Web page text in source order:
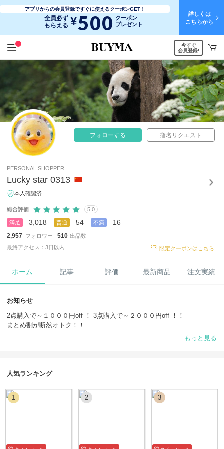
アプリからの会員登録ですぐに使えるクーポンGET！
全員必ず
もらえる ¥500 クーポン
プレゼント
詳しくは
こちらから
今すぐ
会員登録!
フォローする 指名リクエスト
PERSONAL SHOPPER
Lucky star 0313
本人確認済
総合評価 5.0
満足 3,018 普通 54 不満 16
2,957 フォロワー 510 出品数
最終アクセス：3日以内
限定クーポンはこちら
ホーム 記事 評価 最新商品 注文実績
お知らせ
2点購入で～１０００円off ！ 3点購入で～２０００円off ！！
まとめ割が断然オトク！！
ストリートにモードなエッセンスを取り入れたアーバン・ストリートス
＝＝＝＝＝＝＝＝＝＝＝＝＝＝＝＝＝＝＝＝＝＝＝＝＝
もっと見る
人気ランキング
1 2 3